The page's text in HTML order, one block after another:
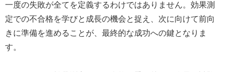
一度の失敗が全てを定義するわけではありません。効果測
定での不合格を学びと成長の機会と捉え、次に向けて前向
きに準備を進めることが、最終的な成功への鍵となりま
す。